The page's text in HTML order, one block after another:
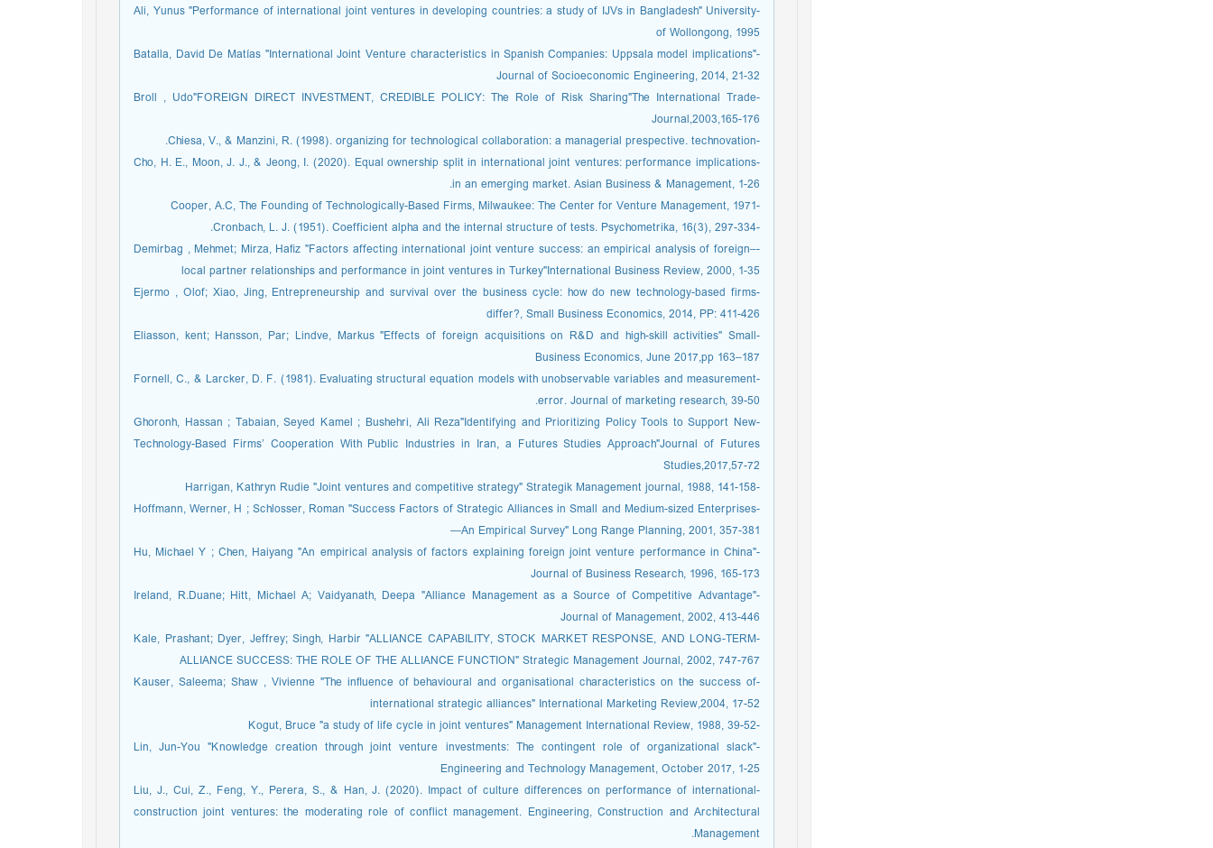
-Ali, Yunus "Performance of international joint ventures in developing countries: a study of IJVs in Bangladesh" University
of Wollongong, 1995
-Batalla, David De Matías "International Joint Venture characteristics in Spanish Companies: Uppsala model implications"
Journal of Socioeconomic Engineering, 2014, 21-32
-Broll , Udo"FOREIGN DIRECT INVESTMENT, CREDIBLE POLICY: The Role of Risk Sharing"The International Trade
Journal,2003,165-176
-Chiesa, V., & Manzini, R. (1998). organizing for technological collaboration: a managerial prespective. technovation.
-Cho, H. E., Moon, J. J., & Jeong, I. (2020). Equal ownership split in international joint ventures: performance implications
in an emerging market. Asian Business & Management, 1-26.‏
-Cooper, A.C, The Founding of Technologically-Based Firms, Milwaukee: The Center for Venture Management, 1971
-Cronbach, L. J. (1951). Coefficient alpha and the internal structure of tests. Psychometrika, 16(3), 297-334.
-Demirbag , Mehmet; Mirza, Haﬁz "Factors affecting international joint venture success: an empirical analysis of foreign–
local partner relationships and performance in joint ventures in Turkey"International Business Review, 2000, 1-35
-Ejermo , Olof; Xiao, Jing, Entrepreneurship and survival over the business cycle: how do new technology-based firms
differ?, Small Business Economics, 2014, PP: 411-426
-Eliasson, kent; Hansson, Par; Lindve, Markus "Effects of foreign acquisitions on R&D and high-skill activities" Small
Business Economics, June 2017,pp 163–187
-Fornell, C., & Larcker, D. F. (1981). Evaluating structural equation models with unobservable variables and measurement
error. Journal of marketing research, 39-50.
-Ghoronh, Hassan ; Tabaian, Seyed Kamel ; Bushehri, Ali Reza"Identifying and Prioritizing Policy Tools to Support New
Technology-Based Firms’ Cooperation With Public Industries in Iran, a Futures Studies Approach"Journal of Futures
Studies,2017,57-72
-Harrigan, Kathryn Rudie "Joint ventures and competitive strategy" Strategik Management journal, 1988, 141-158
-Hoffmann, Werner, H ; Schlosser, Roman "Success Factors of Strategic Alliances in Small and Medium-sized Enterprises
—An Empirical Survey" Long Range Planning, 2001, 357-381
-Hu, Michael Y ; Chen, Haiyang "An empirical analysis of factors explaining foreign joint venture performance in China"
Journal of Business Research, 1996, 165-173
-Ireland, R.Duane; Hitt, Michael A; Vaidyanath, Deepa "Alliance Management as a Source of Competitive Advantage"
Journal of Management, 2002, 413-446
-Kale, Prashant; Dyer, Jeffrey; Singh, Harbir "ALLIANCE CAPABILITY, STOCK MARKET RESPONSE, AND LONG-TERM
ALLIANCE SUCCESS: THE ROLE OF THE ALLIANCE FUNCTION" Strategic Management Journal, 2002, 747-767
-Kauser, Saleema; Shaw , Vivienne "The inﬂuence of behavioural and organisational characteristics on the success of
international strategic alliances" International Marketing Review,2004, 17-52
-Kogut, Bruce "a study of life cycle in joint ventures" Management International Review, 1988, 39-52
-Lin, Jun-You "Knowledge creation through joint venture investments: The contingent role of organizational slack"
Engineering and Technology Management, October 2017, 1-25
-Liu, J., Cui, Z., Feng, Y., Perera, S., & Han, J. (2020). Impact of culture differences on performance of international
construction joint ventures: the moderating role of conflict management. Engineering, Construction and Architectural
Management.‏